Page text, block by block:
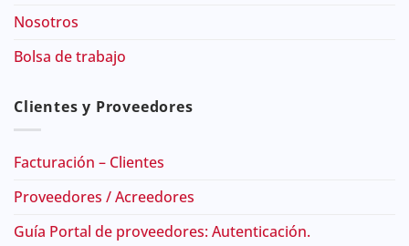
Nosotros
Bolsa de trabajo
Clientes y Proveedores
Facturación – Clientes
Proveedores / Acreedores
Guía Portal de proveedores: Autenticación.